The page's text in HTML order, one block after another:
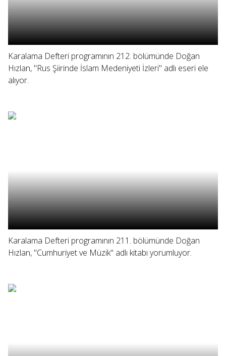
Karalama Defteri programının 212. bölümünde Doğan
Hızlan, "Rus Şiirinde İslam Medeniyeti İzleri" adlı eseri ele
alıyor.
Karalama Defteri programının 211. bölümünde Doğan
Hızlan, "Cumhuriyet ve Müzik" adlı kitabı yorumluyor.